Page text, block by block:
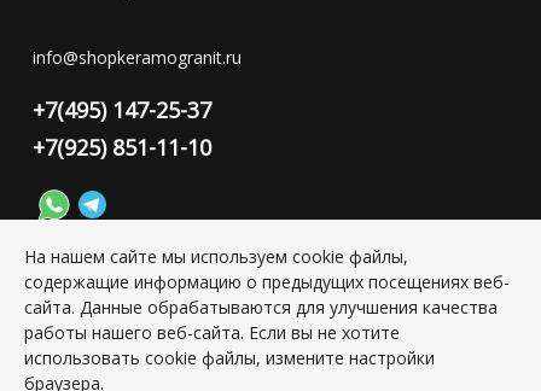
info@shopkeramogranit.ru
+7(495) 147-25-37
+7(925) 851-11-10
Конфиденциальность персональной информации
Copyright © 2026 ИП Григорьян Юлия Сергеевна, ИНН:
501703338416
На нашем сайте мы используем cookie файлы,
содержащие информацию о предыдущих посещениях веб-
сайта. Данные обрабатываются для улучшения качества
работы нашего веб-сайта. Если вы не хотите
использовать cookie файлы, измените настройки
браузера.